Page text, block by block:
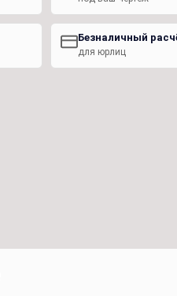
Безналичный
для юрлиц